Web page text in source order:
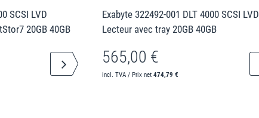
SCSI LVD
20GB 40GB
Exabyte 322492-001 DLT 4000 SCSI LVD
Lecteur avec tray 20GB 40GB
565,00 €
incl. TVA / Prix net474,79 €